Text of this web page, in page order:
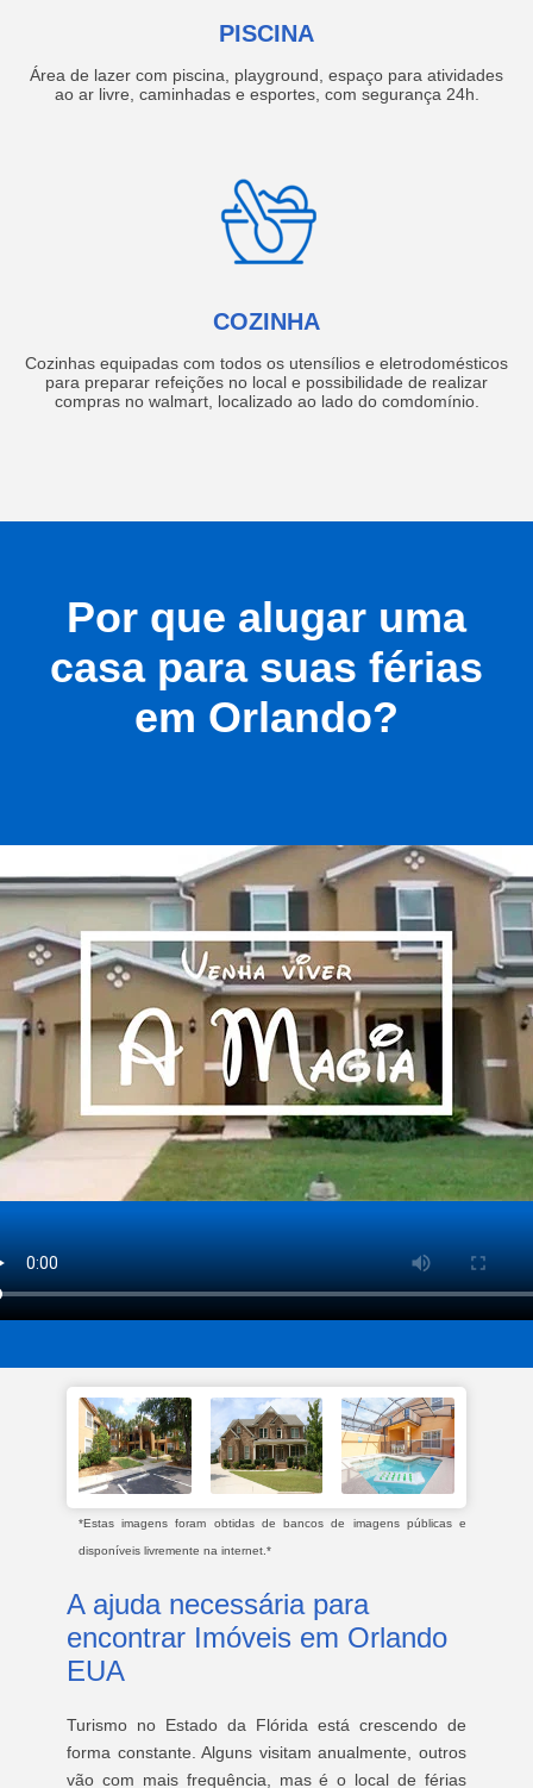
PISCINA
Área de lazer com piscina, playground, espaço para atividades
ao ar livre, caminhadas e esportes, com segurança 24h.
COZINHA
Cozinhas equipadas com todos os utensílios e eletrodomésticos
para preparar refeições no local e possibilidade de realizar
compras no walmart, localizado ao lado do comdomínio.
Por que alugar uma
casa para suas férias
em Orlando?
*Estas imagens foram obtidas de bancos de imagens públicas e
disponíveis livremente na internet.*
A ajuda necessária para
encontrar Imóveis em Orlando
EUA
Turismo no Estado da Flórida está crescendo de
forma constante. Alguns visitam anualmente, outros
vão com mais frequência, mas é o local de férias